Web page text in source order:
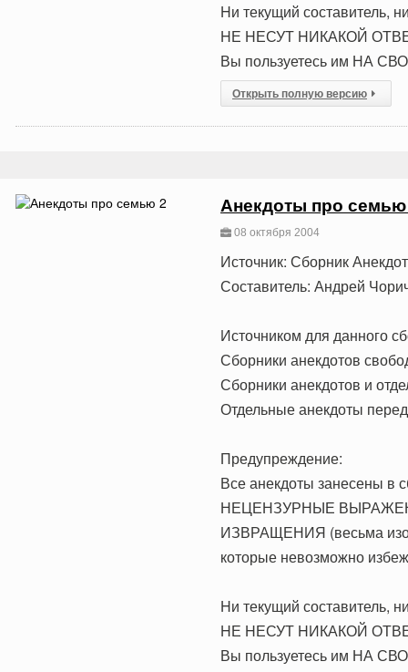
Hи текущий составитель,
HЕ HЕСУТ HИКАКОЙ
Вы пользуетесь им НА
Открыть полную версию
Анекдоты про семью
08 октября 2004
Источник: Сборник
Составитель: Андрей
Источником для данного
Сборники анекдотов
Сборники анекдотов и
Отдельные анекдоты
Предупреждение:
Все анекдоты занесены в
НЕЦЕНЗУРНЫЕ
ИЗВРАЩЕНИЯ (весьма
которые невозможно
Hи текущий составитель,
HЕ HЕСУТ HИКАКОЙ
Вы пользуетесь им НА